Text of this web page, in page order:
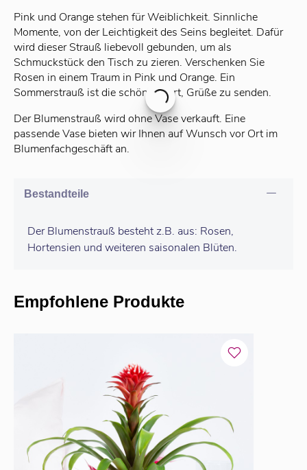
Pink und Orange stehen für Weiblichkeit. Sinnliche
Momente, von der Leichtigkeit des Seins begleitet. Dafür
wird dieser Strauß liebevoll gebunden, um als
Schmuckstück den Tisch zu zieren. Verschenken Sie
Rosen in einem Traum in Pink und Orange. Ein
Sommerstrauß ist die schönste Art, Grüße zu senden.
Der Blumenstrauß wird ohne Vase verkauft. Eine
passende Vase bieten wir Ihnen auf Wunsch vor Ort im
Blumenfachgeschäft an.
Bestandteile
Der Blumenstrauß besteht z.B. aus: Rosen,
Hortensien und weiteren saisonalen Blüten.
Empfohlene Produkte